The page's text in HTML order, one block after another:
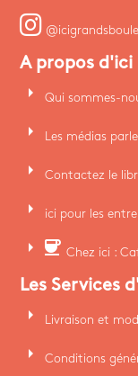
A propos d'ici
arrow_right Qui sommes-
arrow_right Les médias
arrow_right Contactez le
arrow_right ici pour les
arrow_right coffee Chez ici :
Les Services
arrow_right Livraison et
arrow_right Conditions